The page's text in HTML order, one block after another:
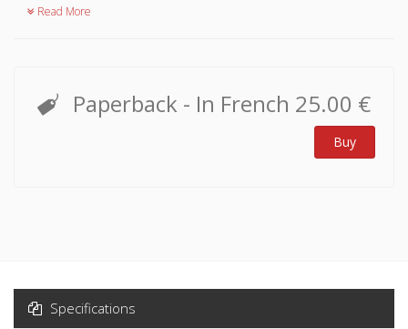
Read More
Paperback - In French 25.00 €
Buy
Specifications